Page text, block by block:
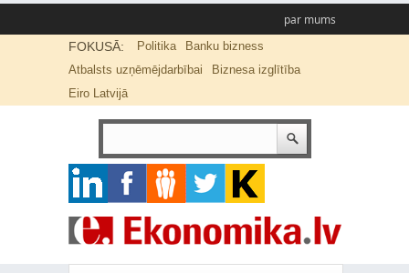
par mums
FOKUSĀ: Politika
Banku bizness
Atbalsts uzņēmējdarbībai
Biznesa izglītība
Eiro Latvijā